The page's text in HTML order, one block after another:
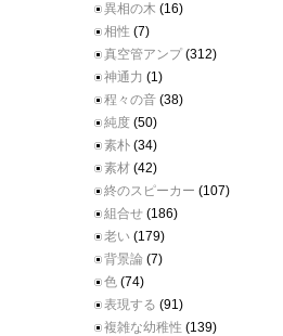
異相の木 (16)
相性 (7)
真空管アンプ (312)
神通力 (1)
程々の音 (38)
純度 (50)
素朴 (34)
素材 (42)
終のスピーカー (107)
組合せ (186)
老い (179)
背景論 (7)
色 (74)
表現する (91)
複雑な幼稚性 (139)